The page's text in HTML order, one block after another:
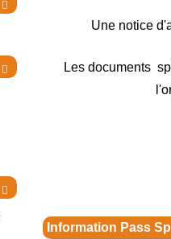



Une notice
Les documents
Information Pass